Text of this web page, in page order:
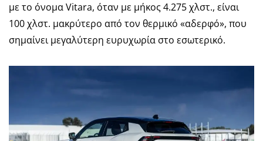
με το όνομα Vitara, όταν με μήκος 4.275 χλστ., είναι
100 χλστ. μακρύτερο από τον θερμικό «αδερφό», που
σημαίνει μεγαλύτερη ευρυχωρία στο εσωτερικό.